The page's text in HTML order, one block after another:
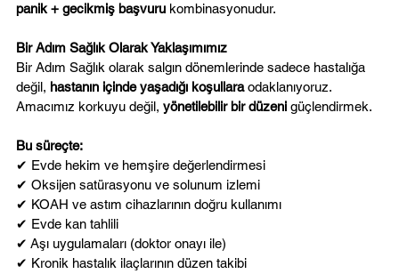
panik + gecikmiş başvuru kombinasyonudur.
Bir Adım Sağlık Olarak Yaklaşımımız
Bir Adım Sağlık olarak salgın dönemlerinde sadece hastalığa
değil, hastanın içinde yaşadığı koşullara odaklanıyoruz.
Amacımız korkuyu değil, yönetilebilir bir düzeni güçlendirmek.
Bu süreçte:
✔ Evde hekim ve hemşire değerlendirmesi
✔ Oksijen satürasyonu ve solunum izlemi
✔ KOAH ve astım cihazlarının doğru kullanımı
✔ Evde kan tahlili
✔ Aşı uygulamaları (doktor onayı ile)
✔ Kronik hastalık ilaçlarının düzen takibi